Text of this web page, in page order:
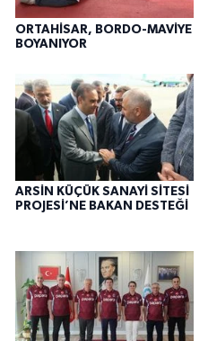
ORTAHİSAR, BORDO-MAVİYE
BOYANIYOR
ARSİN KÜÇÜK SANAYİ SİTESİ
PROJESİ’NE BAKAN DESTEĞİ